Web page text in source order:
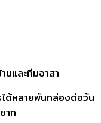
นและทีมอาสา
ได้หลายพันกล่องต่อวัน
าก